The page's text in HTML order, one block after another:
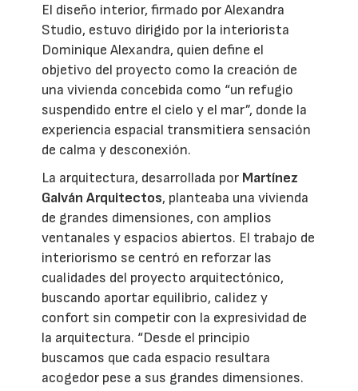
El diseño interior, firmado por Alexandra
Studio, estuvo dirigido por la interiorista
Dominique Alexandra, quien define el
objetivo del proyecto como la creación de
una vivienda concebida como “un refugio
suspendido entre el cielo y el mar”, donde la
experiencia espacial transmitiera sensación
de calma y desconexión.
La arquitectura, desarrollada por Martínez
Galván Arquitectos, planteaba una vivienda
de grandes dimensiones, con amplios
ventanales y espacios abiertos. El trabajo de
interiorismo se centró en reforzar las
cualidades del proyecto arquitectónico,
buscando aportar equilibrio, calidez y
confort sin competir con la expresividad de
la arquitectura. “Desde el principio
buscamos que cada espacio resultara
acogedor pese a sus grandes dimensiones.